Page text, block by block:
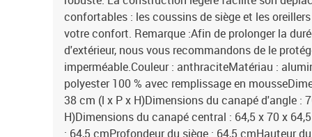
confortables : les coussins de siège et les
votre confort. Remarque :Afin de prolonger la
d'extérieur, nous vous recommandons de le
imperméable.Couleur : anthraciteMatériau :
polyester 100 % avec remplissage en
38 cm (l x P x H)Dimensions du canapé d'angle :
H)Dimensions du canapé central : 64,5 x 70 x
: 64,5 cmProfondeur du siège : 64,5 cmHauteur